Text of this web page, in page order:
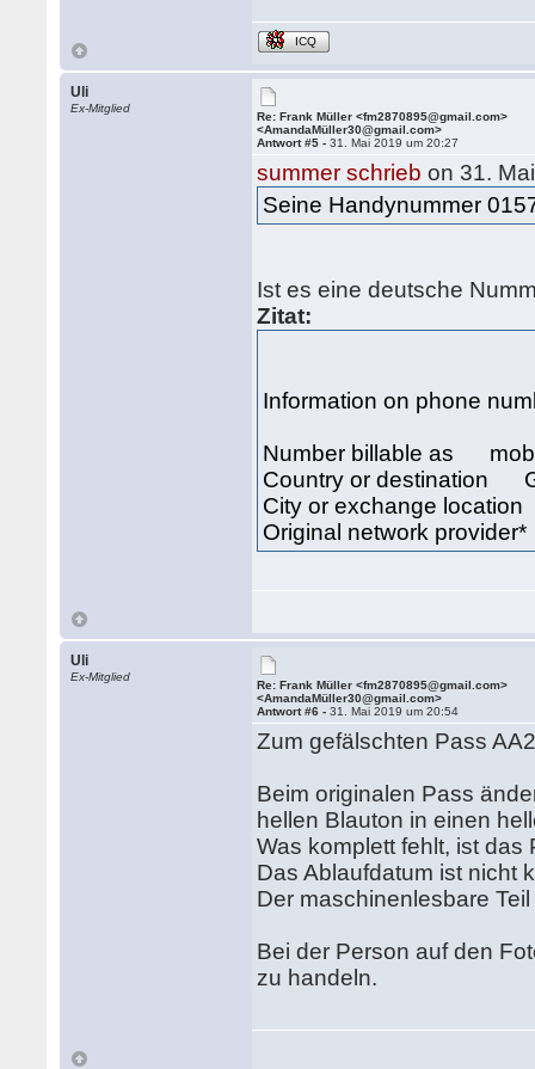
ICQ
Uli
Ex-Mitglied
Re: Frank Müller <fm2870895@gmail.com>
<AmandaMüller30@gmail.com>
Antwort #5 -31. Mai 2019 um 20:27
summer schrieb on 31.
Seine Handynummer
Ist es eine deutsche
Zitat:
Information on phone
Number billable as
Country or destination
City or exchange
Original network
Uli
Ex-Mitglied
Re: Frank Müller <fm2870895@gmail.com>
<AmandaMüller30@gmail.com>
Antwort #6 -31. Mai 2019 um 20:54
Zum gefälschten Pass
Beim originalen Pass
hellen Blauton in einen
Was komplett fehlt, ist
Das Ablaufdatum ist nicht
Der maschinenlesbare
Bei der Person auf den
zu handeln.